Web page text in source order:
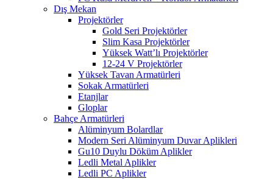
Dış Mekan
Projektörler
Gold Seri Projektörler
Slim Kasa Projektörler
Yüksek Watt’lı Projektörler
12-24 V Projektörler
Yüksek Tavan Armatürleri
Sokak Armatürleri
Etanjlar
Gloplar
Bahçe Armatürleri
Alüminyum Bolardlar
Modern Seri Alüminyum Duvar Aplikleri
Gu10 Duylu Döküm Aplikler
Ledli Metal Aplikler
Ledli PC Aplikler